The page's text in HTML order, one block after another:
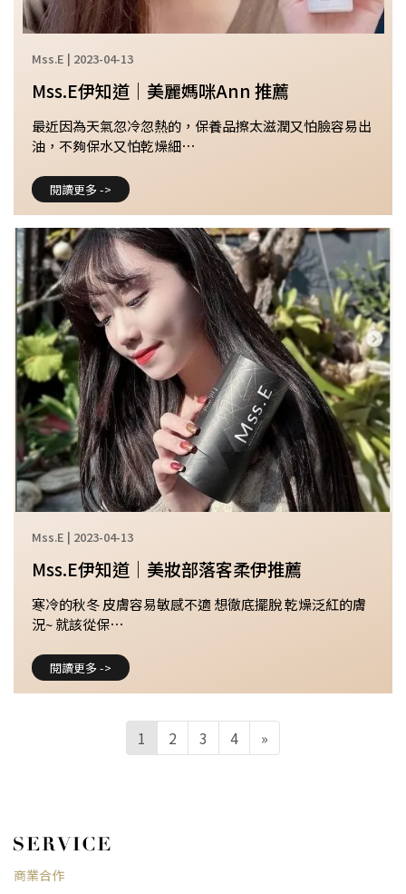
Mss.E伊知道｜美麗媽咪Ann 推薦
Mss.E | 2023-04-13
最近因為天氣忽冷忽熱的，保養品擦太滋潤又怕臉容易出
油，不夠保水又怕乾燥細⋯
閱讀更多 ->
Mss.E伊知道｜美妝部落客柔伊推薦
Mss.E | 2023-04-13
寒冷的秋冬 皮膚容易敏感不適 想徹底擺脫 乾燥泛紅的膚
況~ 就該從保⋯
閱讀更多 ->
1 2 3 4 »
商業合作